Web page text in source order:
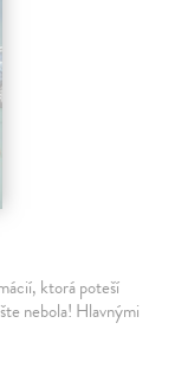
ktorá poteší
nebola! Hlavnými